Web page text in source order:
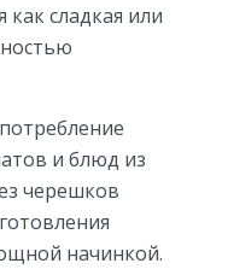
как сладкая или
и блюд из
черешков
начинкой.